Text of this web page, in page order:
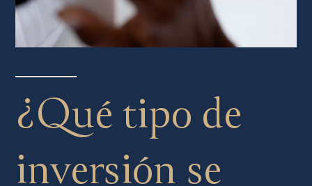
¿Qué tipo de
inversión se